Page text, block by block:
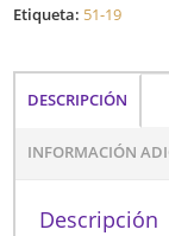
Etiqueta: 51-19
DESCRIPCIÓN
INFORMACIÓN
Descripción